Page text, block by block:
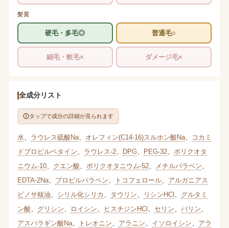
髪質
硬毛・多毛◎ 普通毛○
細毛・軟毛× ダメージ毛×
全成分リスト
タップで成分の詳細が見られます
水 ラウレス硫酸Na、 オレフィン(C14-16)スルホン酸Na、
コカミ
ドプロピルベタイン
ラウレス-2、 DPG、 PEG-32、 ポリクオタ
ニウム-10、 クエン酸 ポリクオタニウム-52、 メチルパラベン
EDTA-2Na、 プロピルパラベン トコフェロール、 アルガニアス
ピノサ核油
シリル化シリカ タウリン リシンHCl
グルタミ
ン酸
グリシン ロイシン ヒスチジンHCl セリン バリン
アスパラギン酸Na、 トレオニン アラニン イソロイシン
アラ